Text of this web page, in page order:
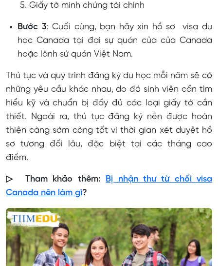
Giấy tờ minh chứng tài chính
Bước 3: Cuối cùng, bạn hãy xin hồ sơ visa du
học Canada tại đại sự quán của của Canada
hoặc lãnh sứ quán Việt Nam.
Thủ tục và quy trình đăng ký du học mỗi năm sẽ có
những yêu cầu khác nhau, do đó sinh viên cần tìm
hiểu kỹ và chuẩn bị đầy đủ các loại giấy tờ cần
thiết. Ngoài ra, thủ tục đăng ký nên được hoàn
thiện càng sớm càng tốt vì thời gian xét duyệt hồ
sơ tương đối lâu, đặc biệt tại các tháng cao
điểm.
▷ Tham khảo thêm: Bị nhận thư từ chối visa
Canada nên làm gì?